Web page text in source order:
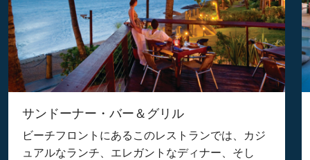
サンドーナー・バー＆グリル
ビーチフロントにあるこのレストランでは、カジ
ュアルなランチ、エレガントなディナー、そし